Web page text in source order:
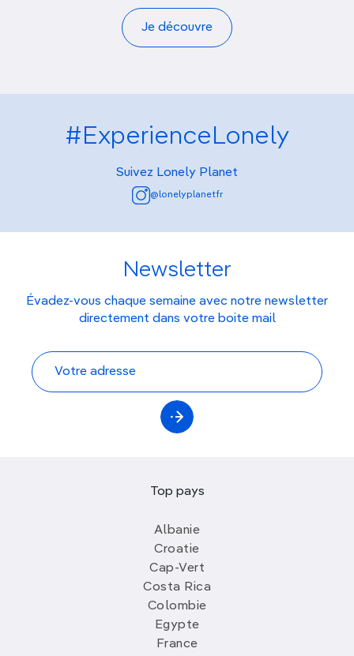
Je découvre
#ExperienceLonely
Suivez Lonely Planet
@lonelyplanetfr
Newsletter
Évadez-vous chaque semaine avec notre newsletter
directement dans votre boite mail
Top pays
Albanie
Croatie
Cap-Vert
Costa Rica
Colombie
Egypte
France